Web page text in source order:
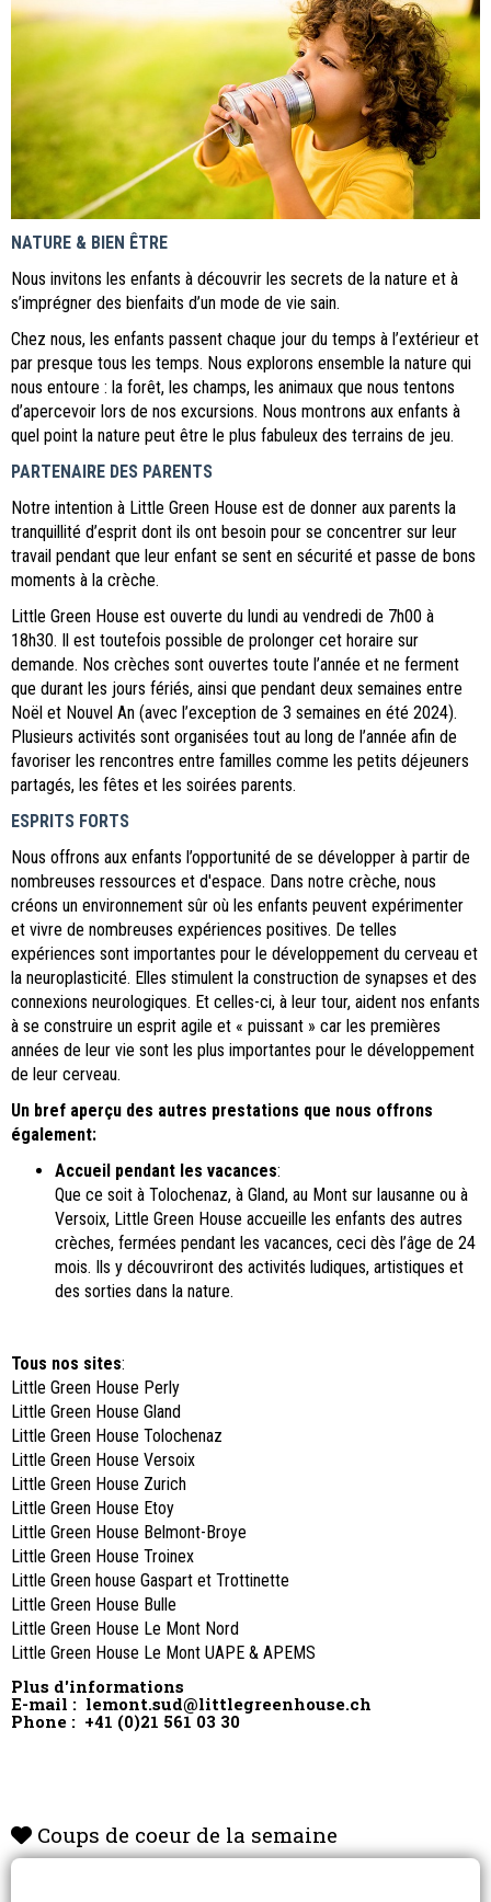
NATURE & BIEN ÊTRE
Nous invitons les enfants à découvrir les secrets de la nature et à
s’imprégner des bienfaits d’un mode de vie sain.
Chez nous, les enfants passent chaque jour du temps à l’extérieur et
par presque tous les temps. Nous explorons ensemble la nature qui
nous entoure : la forêt, les champs, les animaux que nous tentons
d’apercevoir lors de nos excursions. Nous montrons aux enfants à
quel point la nature peut être le plus fabuleux des terrains de jeu.
PARTENAIRE DES PARENTS
Notre intention à Little Green House est de donner aux parents la
tranquillité d’esprit dont ils ont besoin pour se concentrer sur leur
travail pendant que leur enfant se sent en sécurité et passe de bons
moments à la crèche.
Little Green House est ouverte du lundi au vendredi de 7h00 à
18h30. Il est toutefois possible de prolonger cet horaire sur
demande. Nos crèches sont ouvertes toute l’année et ne ferment
que durant les jours fériés, ainsi que pendant deux semaines entre
Noël et Nouvel An (avec l’exception de 3 semaines en été 2024).
Plusieurs activités sont organisées tout au long de l’année afin de
favoriser les rencontres entre familles comme les petits déjeuners
partagés, les fêtes et les soirées parents.
ESPRITS FORTS
Nous offrons aux enfants l’opportunité de se développer à partir de
nombreuses ressources et d'espace. Dans notre crèche, nous
créons un environnement sûr où les enfants peuvent expérimenter
et vivre de nombreuses expériences positives. De telles
expériences sont importantes pour le développement du cerveau et
la neuroplasticité. Elles stimulent la construction de synapses et des
connexions neurologiques. Et celles-ci, à leur tour, aident nos enfants
à se construire un esprit agile et « puissant » car les premières
années de leur vie sont les plus importantes pour le développement
de leur cerveau.
Un bref aperçu des autres prestations que nous offrons
également:
Accueil pendant les vacances:
Que ce soit à Tolochenaz, à Gland, au Mont sur lausanne ou à
Versoix, Little Green House accueille les enfants des autres
crèches, fermées pendant les vacances, ceci dès l’âge de 24
mois. Ils y découvriront des activités ludiques, artistiques et
des sorties dans la nature.
Tous nos sites:
Little Green House Perly
Little Green House Gland
Little Green House Tolochenaz
Little Green House Versoix
Little Green House Zurich
Little Green House Etoy
Little Green House Belmont-Broye
Little Green House Troinex
Little Green house Gaspart et Trottinette
Little Green House Bulle
Little Green House Le Mont Nord
Little Green House Le Mont UAPE & APEMS
Plus d'informations
E-mail : lemont.sud@littlegreenhouse.ch
Phone : +41 (0)21 561 03 30
Coups de coeur de la semaine